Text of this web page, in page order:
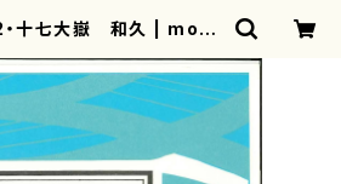
・十七大嶽 和久 | moth